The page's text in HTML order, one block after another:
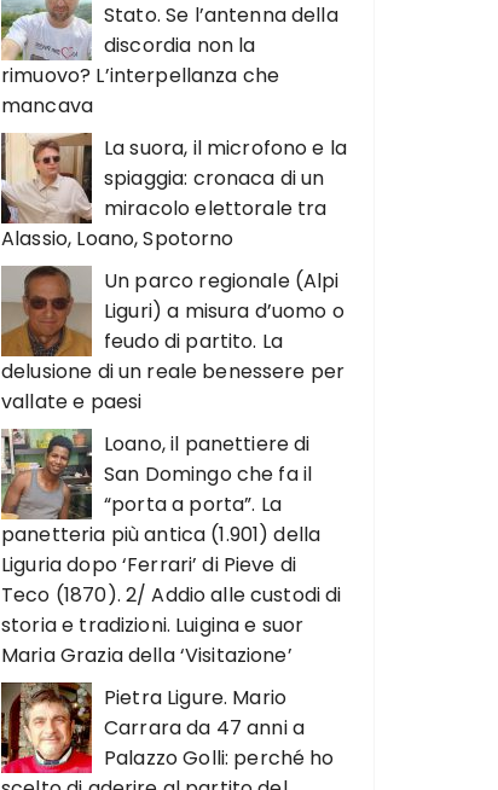
Stato. Se l’antenna della
discordia non la
rimuovo? L’interpellanza che
mancava
La suora, il microfono e la
spiaggia: cronaca di un
miracolo elettorale tra
Alassio, Loano, Spotorno
Un parco regionale (Alpi
Liguri) a misura d’uomo o
feudo di partito. La
delusione di un reale benessere per
vallate e paesi
Loano, il panettiere di
San Domingo che fa il
“porta a porta”. La
panetteria più antica (1.901) della
Liguria dopo ‘Ferrari’ di Pieve di
Teco (1870). 2/ Addio alle custodi di
storia e tradizioni. Luigina e suor
Maria Grazia della ‘Visitazione’
Pietra Ligure. Mario
Carrara da 47 anni a
Palazzo Golli: perché ho